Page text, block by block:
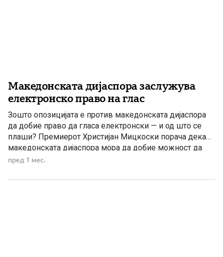
Македонската дијаспора заслужува
електронско право на глас
Зошто опозицијата е против македонската дијаспора
да добие право да гласа електронски — и од што се
плаши? Премиерот Христијан Мицкоски порача дека
македонската дијаспора мора да добие можност да
учествува по електронски пат на следните
современо, европско и демократско решение кое ја
пред 1 мес.